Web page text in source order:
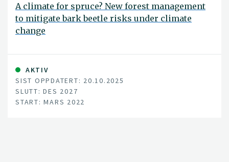
A climate for spruce? New forest management
to mitigate bark beetle risks under climate
change
AKTIV
SIST OPPDATERT: 20.10.2025
SLUTT: DES 2027
START: MARS 2022